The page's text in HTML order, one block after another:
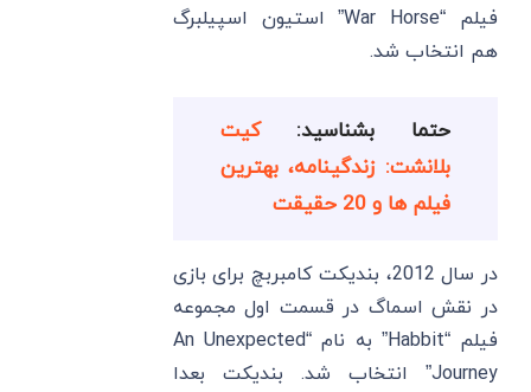
فیلم “War Horse” استیون اسپیلبرگ
هم انتخاب شد.
حتما بشناسید:کیت
بلانشت: زندگینامه، بهترین
فیلم ها و 20 حقیقت
در سال 2012، بندیکت کامبربچ برای بازی
در نقش اسماگ در قسمت اول مجموعه
فیلم “Habbit” به نام “An Unexpected
Journey” انتخاب شد. بندیکت بعدا